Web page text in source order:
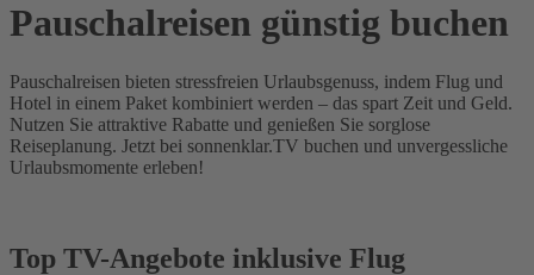
Pauschalreisen günstig buchen
Pauschalreisen bieten stressfreien Urlaubsgenuss, indem Flug und
Hotel in einem Paket kombiniert werden – das spart Zeit und Geld.
Nutzen Sie attraktive Rabatte und genießen Sie sorglose
Reiseplanung. Jetzt bei sonnenklar.TV buchen und unvergessliche
Urlaubsmomente erleben!
Top TV-Angebote inklusive Flug